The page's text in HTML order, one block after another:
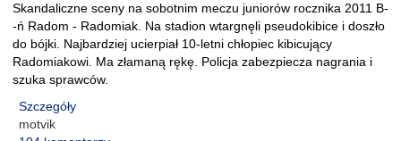
Skandaliczne sceny na sobotnim meczu juniorów rocznika 2011 B-
-ń Radom - Radomiak. Na stadion wtargnęli pseudokibice i doszło
do bójki. Najbardziej ucierpiał 10-letni chłopiec kibicujący
Radomiakowi. Ma złamaną rękę. Policja zabezpiecza nagrania i
szuka sprawców.
Szczegóły
motvik